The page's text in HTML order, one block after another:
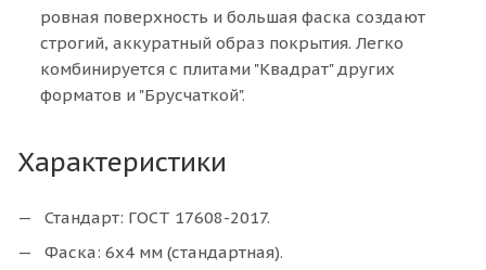
ровная поверхность и большая фаска создают
строгий, аккуратный образ покрытия. Легко
комбинируется с плитами "Квадрат" других
форматов и "Брусчаткой".
Характеристики
Стандарт: ГОСТ 17608-2017.
Фаска: 6х4 мм (стандартная).